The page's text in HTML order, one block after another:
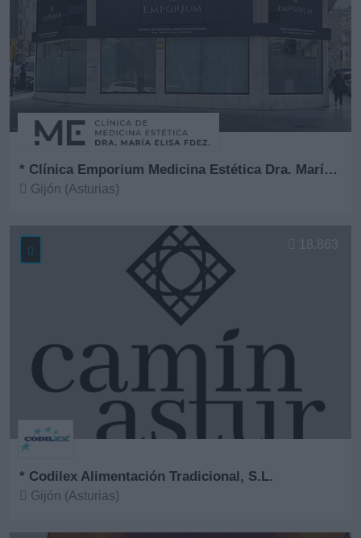
* Clínica Emporium Medicina Estética Dra. María Elisa Fernández
Gijón (Asturias)
* Codilex Alimentación Tradicional, S.L.
Gijón (Asturias)